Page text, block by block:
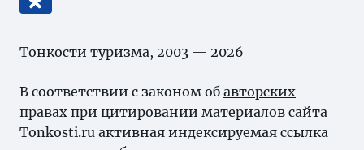
Тонкости туризма, 2003 — 2026
В соответствии с законом об авторских
правах при цитировании материалов сайта
Tonkosti.ru активная индексируемая ссылка